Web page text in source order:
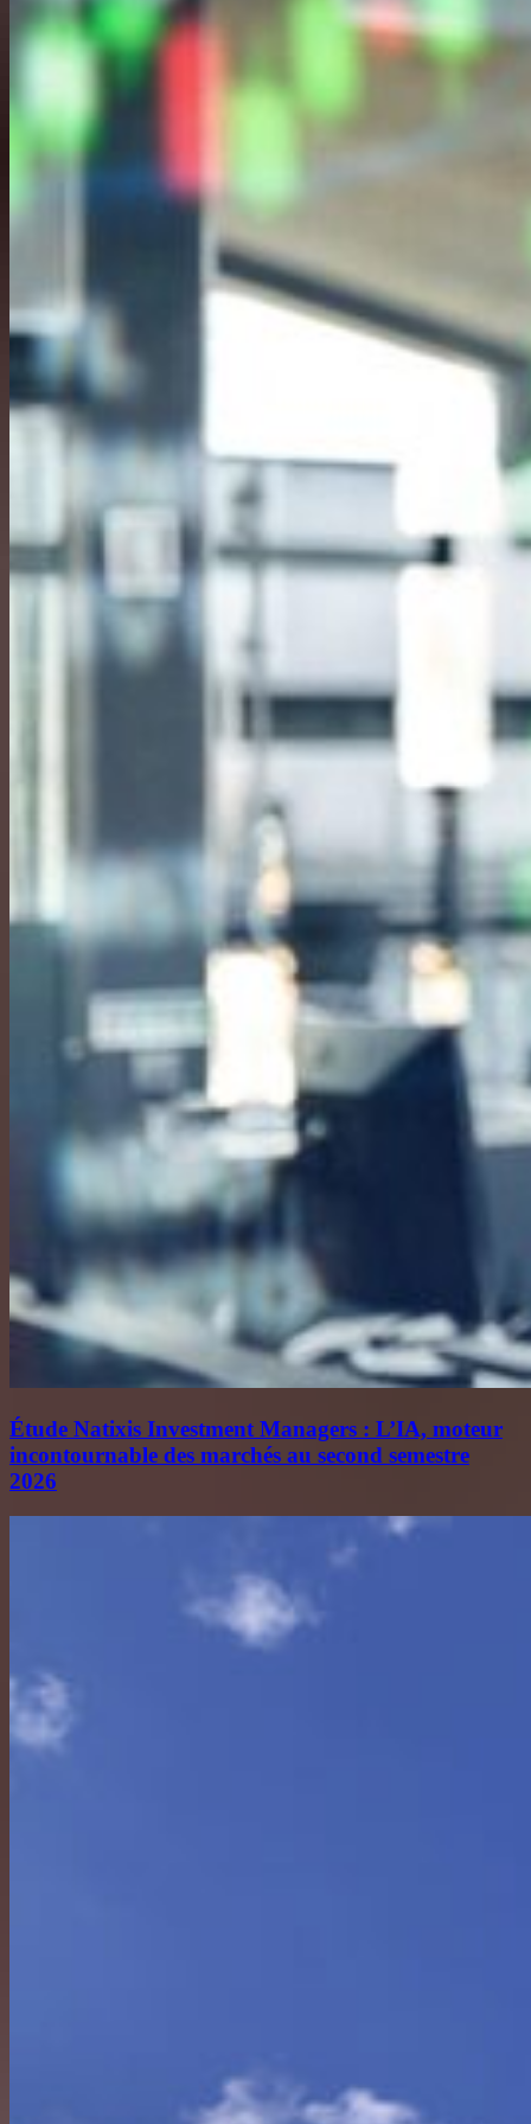
Étude Natixis Investment Managers : L’IA, moteur
incontournable des marchés au second semestre
2026